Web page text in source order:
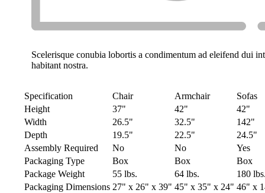
Scelerisque conubia lobortis a condimentum ad eleifend dui
habitant nostra.
Specification Chair Armchair
Sofas
Height
37" 42"
42"
Width
26.5" 32.5"
142"
Depth
19.5" 22.5"
24.5"
Assembly Required
No No
Yes
Packaging Type
Box Box
Box
Package Weight
55 lbs. 64 lbs.
180
Packaging Dimensions 27" x 26" x 39" 45" x 35" x 24" 46" x